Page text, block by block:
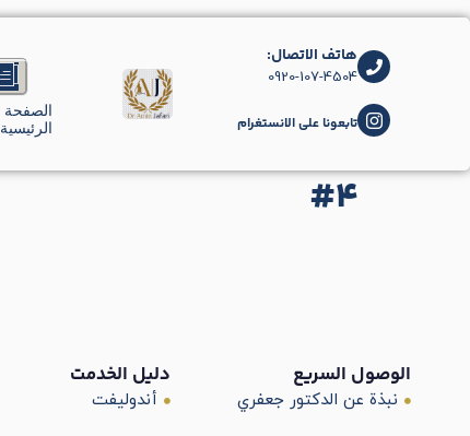
هاتف الاتصال:
0920-107-4504
تابعونا على الانستغرام
الصفحة
الرئيسية
#4
الوصول السريع
نبذة عن الدكتور جعفري
دليل الخدمت
أندوليفت